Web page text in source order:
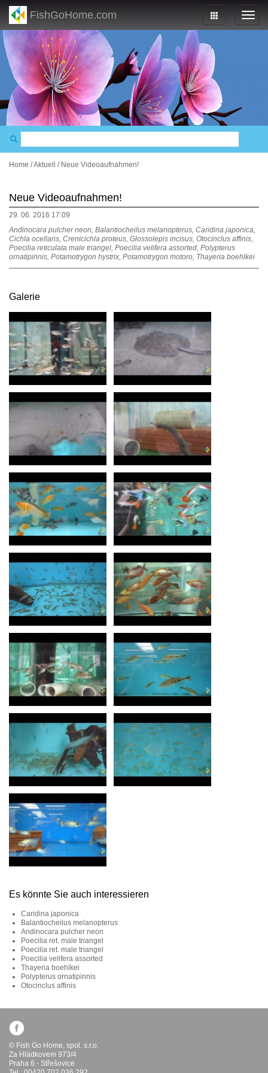
FishGoHome.com
Home /Aktuell / Neue Videoaufnahmen!
Neue Videoaufnahmen!
29. 06. 2016 17:09
Andinocara pulcher neon, Balantiocheilus melanopterus, Caridina japonica,
Cichla ocellaris, Crenicichla proteus, Glossolepis incisus, Otocinclus affinis,
Poecilia reticulata male triangel, Poecilia velifera assorted, Polypterus
ornatipinnis, Potamotrygon hystrix, Potamotrygon motoro, Thayeria boehlkei
Galerie
Es könnte Sie auch interessieren
Caridina japonica
Balantiocheilus melanopterus
Andinocara pulcher neon
Poecilia ret. male triangel
Poecilia ret. male triangel
Poecilia velifera assorted
Thayeria boehlkei
Polypterus ornatipinnis
Otocinclus affinis
© Fish Go Home, spol. s.r.o.
Za Hládkovem 973/4
Praha 6 - Střešovice